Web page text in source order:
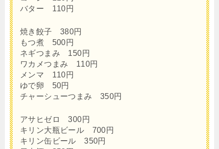
バター 110円
焼き餃子 380円
もつ煮 500円
ネギつまみ 150円
ワカメつまみ 110円
メンマ 110円
ゆで卵 50円
チャーシューつまみ 350円
アサヒゼロ 300円
キリン大瓶ビール 700円
キリン缶ビール 350円